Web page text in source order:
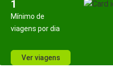
1
Mínimo de
viagens por dia
Ver viagens